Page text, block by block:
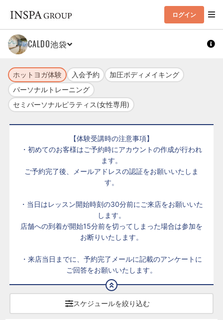
ログイン
CALDO池袋
ホットヨガ体験 入会予約
加圧ボディメイキング
パーソナルトレーニング
セミパーソナルピラティス(女性専用)
【体験受講時の注意事項】
・初めてのお客様はご予約時にアカウントの作成が行われ
ます。
ご予約完了後、メールアドレスの認証をお願いいたしま
す。
・当日はレッスン開始時刻の30分前にご来店をお願いいた
します。
店舗への到着が開始15分前を切ってしまった場合は参加を
お断りいたします。
・来店当日までに、予約完了メールに記載のアンケートに
ご回答をお願いいたします。
スケジュールを絞り込む